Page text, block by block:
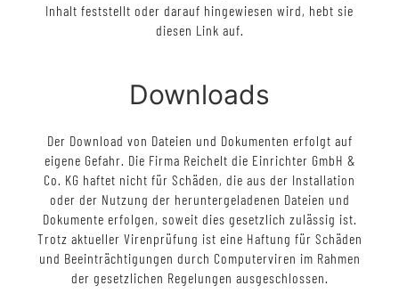
Inhalt feststellt oder darauf hingewiesen wird, hebt sie
diesen Link auf.
Downloads
Der Download von Dateien und Dokumenten erfolgt auf
eigene Gefahr. Die Firma Reichelt die Einrichter GmbH &
Co. KG haftet nicht für Schäden, die aus der Installation
oder der Nutzung der heruntergeladenen Dateien und
Dokumente erfolgen, soweit dies gesetzlich zulässig ist.
Trotz aktueller Virenprüfung ist eine Haftung für Schäden
und Beeinträchtigungen durch Computerviren im Rahmen
der gesetzlichen Regelungen ausgeschlossen.